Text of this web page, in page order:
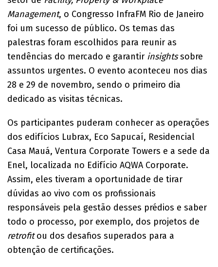
Management, o Congresso InfraFM Rio de Janeiro
foi um sucesso de público. Os temas das
palestras foram escolhidos para reunir as
tendências do mercado e garantir insightssobre
assuntos urgentes. O evento aconteceu nos dias
28 e 29 de novembro, sendo o primeiro dia
dedicado as visitas técnicas.
Os participantes puderam conhecer as operações
dos edifícios Lubrax, Eco Sapucaí, Residencial
Casa Mauá, Ventura Corporate Towers e a sede da
Enel, localizada no Edifício AQWA Corporate.
Assim, eles tiveram a oportunidade de tirar
dúvidas ao vivo com os profissionais
responsáveis pela gestão desses prédios e saber
todo o processo, por exemplo, dos projetos de
retrofitou dos desafios superados para a
obtenção de certificações.